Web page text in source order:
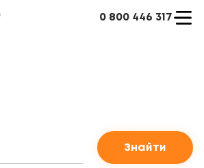
0 800 446 317
Знайти